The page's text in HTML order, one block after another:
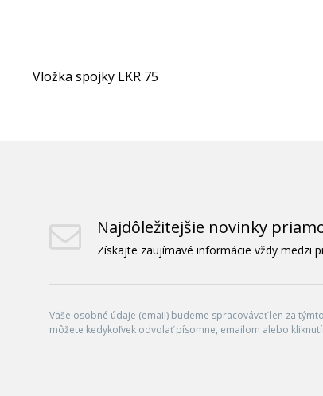
Vložka spojky LKR 75
Najdôležitejšie novinky
Získajte zaujímavé informácie vždy medzi
Vaše osobné údaje (email) budeme spracovávať len za
môžete kedykoľvek odvolať písomne, emailom alebo